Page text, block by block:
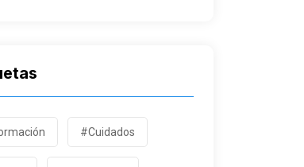
#Cuidados